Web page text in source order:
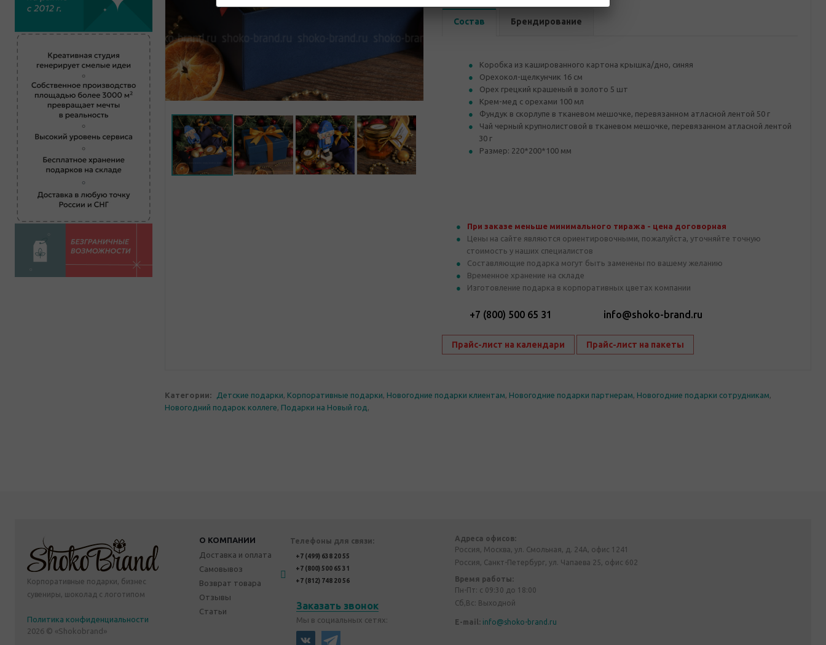
Состав Брендирование
Коробка из кашированного картона крышка/дно, синяя
Орехокол-щелкунчик 16 см
Орех грецкий крашеный в золото 5 шт
Крем-мед с орехами 100 мл
Фундук в скорлупе в тканевом мешочке, перевязанном атласной лентой 50 г
Чай черный крупнолистовой в тканевом мешочке, перевязанном атласной лентой
30 г
Размер: 220*200*100 мм
При заказе меньше минимального тиража - цена договорная
Цены на сайте являются ориентировочными, пожалуйста, уточняйте точную
стоимость у наших специалистов
Составляющие подарка могут быть заменены по вашему желанию
Временное хранение на складе
Изготовление подарка в корпоративных цветах компании
+7 (800) 500 65 31 info@shoko-brand.ru
Прайс-лист на календари Прайс-лист на пакеты
Категории: Детские подарки, Корпоративные подарки, Новогодние подарки клиентам, Новогодние подарки партнерам, Новогодние подарки сотрудникам,
Новогодний подарок коллеге, Подарки на Новый год ,
Корпоративные подарки, бизнес
сувениры, шоколад с логотипом
Политика конфиденциальности
2026 © «Shokobrand»
О КОМПАНИИ
Доставка и оплата
Самовывоз
Возврат товара
Отзывы
Статьи
Телефоны для связи:
+7 (499) 638 20 55
+7 (800) 500 65 31
+7 (812) 748 20 56
Заказать звонок
Мы в социальных сетях:
Адреса офисов:
Россия, Москва, ул. Смольная, д. 24А, офис 1241
Россия, Санкт-Петербург, ул. Чапаева 25, офис 602
Время работы:
Пн-Пт: с 09:30 до 18:00
Сб,Вс: Выходной
E-mail: info@shoko-brand.ru